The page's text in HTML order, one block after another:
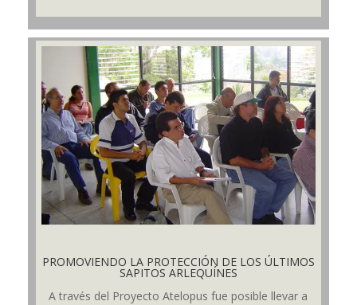
PROMOVIENDO LA PROTECCIÓN DE LOS ÚLTIMOS
SAPITOS ARLEQUÍNES
A través del Proyecto Atelopus fue posible llevar a